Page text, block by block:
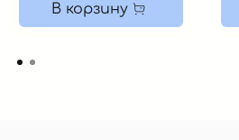
В корзину